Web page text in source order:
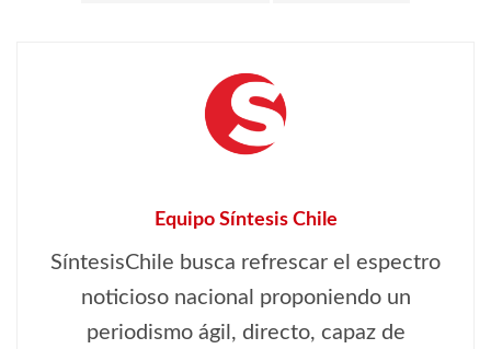
Equipo Síntesis Chile
SíntesisChile busca refrescar el espectro
noticioso nacional proponiendo un
periodismo ágil, directo, capaz de